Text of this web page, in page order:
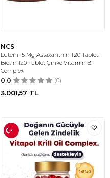
NCS
Lutein 15 Mg Astaxanthin 120 Tablet
Biotin 120 Tablet Çinko Vitamin B
Complex
0.0 (0)
3.001,57 TL